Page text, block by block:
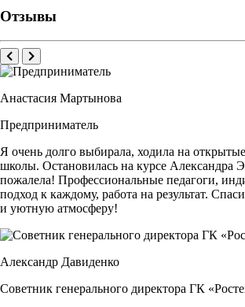
Режиссёр
Театральный актёр и режиссёр, специалист
мастерству, преподаватель творческих
подростков.
2
Окончил режиссёрский факультет
театрального искусства (ГИТИС), ученик
России Леонида Хейфеца.
3
Автор постановок и действующий актёр
драматического театра им. Ермоловой.
4
Сценический опыт — более 15 лет практики.
детской театральной студии «Крылья» при
детей и молодёжи.
Лауреат всероссийских и международных
Читать подробнее
Отзывы
Анастасия Мартынова
Предприниматель
Я очень долго выбирала, ходила на
школы. Остановилась на курсе Александра
пожалела! Профессиональные педагоги,
подход к каждому, работа на результат.
и уютную атмосферу!
Александр Давиденко
Советник генерального директора ГК